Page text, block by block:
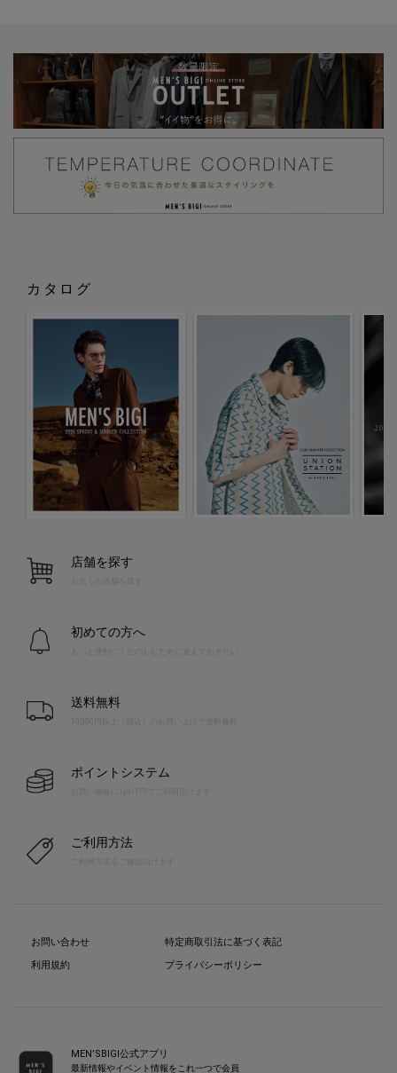
カタログ
店舗を探す
お近くの店舗を探す
初めての方へ
送料無料
10,000円以上（税込）のお買い上げで送料無料
ポイントシステム
お買い物毎に1pt=1円でご利用頂けます
ご利用方法
お問い合わせ
利用規約
特定商取引法に基づく表記
プライバシーポリシー
MEN’SBIGI公式アプリ
最新情報やイベント情報をこれ一つで会員